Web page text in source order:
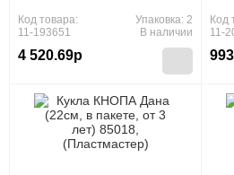
Код товара:
11-193651
4 520.69р
Упаковка: 2
В наличии
Код
11-